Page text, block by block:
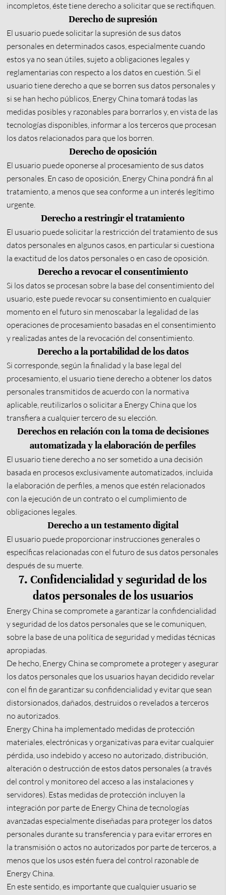
incompletos, éste tiene derecho a solicitar que se rectifiquen.
Derecho de supresión
El usuario puede solicitar la supresión de sus datos
personales en determinados casos, especialmente cuando
estos ya no sean útiles, sujeto a obligaciones legales y
reglamentarias con respecto a los datos en cuestión. Si el
usuario tiene derecho a que se borren sus datos personales y
si se han hecho públicos, Energy China tomará todas las
medidas posibles y razonables para borrarlos y, en vista de las
tecnologías disponibles, informar a los terceros que procesan
los datos relacionados para que los borren.
Derecho de oposición
El usuario puede oponerse al procesamiento de sus datos
personales. En caso de oposición, Energy China pondrá fin al
tratamiento, a menos que sea conforme a un interés legítimo
urgente.
Derecho a restringir el tratamiento
El usuario puede solicitar la restricción del tratamiento de sus
datos personales en algunos casos, en particular si cuestiona
la exactitud de los datos personales o en caso de oposición.
Derecho a revocar el consentimiento
Si los datos se procesan sobre la base del consentimiento del
usuario, este puede revocar su consentimiento en cualquier
momento en el futuro sin menoscabar la legalidad de las
operaciones de procesamiento basadas en el consentimiento
y realizadas antes de la revocación del consentimiento.
Derecho a la portabilidad de los datos
Si corresponde, según la finalidad y la base legal del
procesamiento, el usuario tiene derecho a obtener los datos
personales transmitidos de acuerdo con la normativa
aplicable, reutilizarlos o solicitar a Energy China que los
transfiera a cualquier tercero de su elección.
Derechos en relación con la toma de decisiones
automatizada y la elaboración de perfiles
El usuario tiene derecho a no ser sometido a una decisión
basada en procesos exclusivamente automatizados, incluida
la elaboración de perfiles, a menos que estén relacionados
con la ejecución de un contrato o el cumplimiento de
obligaciones legales.
Derecho a un testamento digital
El usuario puede proporcionar instrucciones generales o
específicas relacionadas con el futuro de sus datos personales
después de su muerte.
7. Confidencialidad y seguridad de los
datos personales de los usuarios
Energy China se compromete a garantizar la confidencialidad
y seguridad de los datos personales que se le comuniquen,
sobre la base de una política de seguridad y medidas técnicas
apropiadas.
De hecho, Energy China se compromete a proteger y asegurar
los datos personales que los usuarios hayan decidido revelar
con el fin de garantizar su confidencialidad y evitar que sean
distorsionados, dañados, destruidos o revelados a terceros
no autorizados.
Energy China ha implementado medidas de protección
materiales, electrónicas y organizativas para evitar cualquier
pérdida, uso indebido y acceso no autorizado, distribución,
alteración o destrucción de estos datos personales (a través
del control y monitoreo del acceso a las instalaciones y
servidores). Estas medidas de protección incluyen la
integración por parte de Energy China de tecnologías
avanzadas especialmente diseñadas para proteger los datos
personales durante su transferencia y para evitar errores en
la transmisión o actos no autorizados por parte de terceros, a
menos que los usos estén fuera del control razonable de
Energy China.
En este sentido, es importante que cualquier usuario se